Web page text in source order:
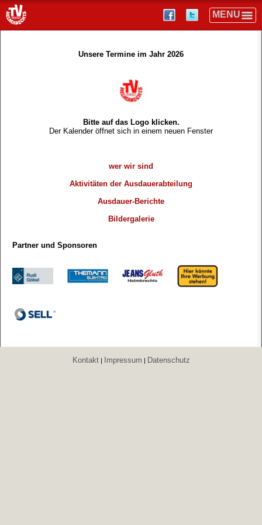
Unsere Termine im Jahr 2026
Bitte auf das Logo klicken.
Der Kalender öffnet sich in einem neuen Fenster
wer wir sind
Aktivitäten der Ausdauerabteilung
Ausdauer-Berichte
Bildergalerie
Partner und Sponsoren
Kontakt| Impressum | Datenschutz